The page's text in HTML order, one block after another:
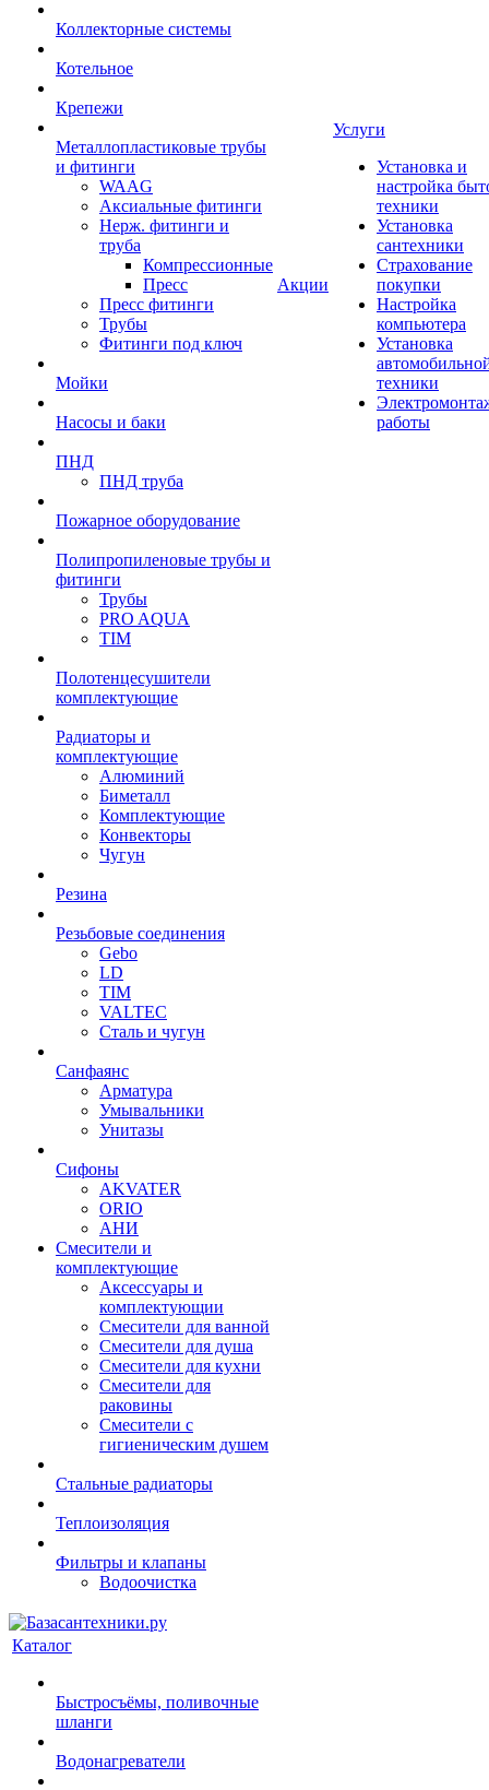
Коллекторные системы
Котельное
Крепежи
Металлопластиковые трубы
и фитинги
WAAG
Аксиальные фитинги
Нерж. фитинги и
труба
Компрессионные
Пресс
Пресс фитинги
Трубы
Фитинги под ключ
Мойки
Насосы и баки
ПНД
ПНД труба
Пожарное оборудование
Полипропиленовые трубы и
фитинги
Трубы
PRO AQUA
TIM
Полотенцесушители
комплектующие
Радиаторы и
комплектующие
Алюминий
Биметалл
Комплектующие
Конвекторы
Чугун
Резина
Резьбовые соединения
Gebo
LD
TIM
VALTEC
Сталь и чугун
Санфаянс
Арматура
Умывальники
Унитазы
Сифоны
AKVATER
ORIO
АНИ
Смесители и
комплектующие
Аксессуары и
комплектующии
Смесители для ванной
Смесители для душа
Смесители для кухни
Смесители для
раковины
Смесители с
гигиеническим душем
Стальные радиаторы
Теплоизоляция
Фильтры и клапаны
Водоочистка
Акции
Услуги
Установка и
настройка
техники
Установка
сантехники
Страхование
покупки
Настройка
компьютера
Установка
техники
работы
Каталог
Быстросъёмы, поливочные
шланги
Водонагреватели